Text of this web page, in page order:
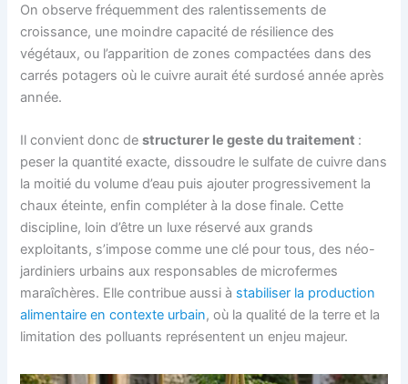
On observe fréquemment des ralentissements de
croissance, une moindre capacité de résilience des
végétaux, ou l’apparition de zones compactées dans des
carrés potagers où le cuivre aurait été surdosé année après
année.
Il convient donc destructurer le geste du traitement :
peser la quantité exacte, dissoudre le sulfate de cuivre dans
la moitié du volume d’eau puis ajouter progressivement la
chaux éteinte, enfin compléter à la dose finale. Cette
discipline, loin d’être un luxe réservé aux grands
exploitants, s’impose comme une clé pour tous, des néo-
jardiniers urbains aux responsables de microfermes
maraîchères. Elle contribue aussi à stabiliser la production
alimentaire en contexte urbain, où la qualité de la terre et la
limitation des polluants représentent un enjeu majeur.